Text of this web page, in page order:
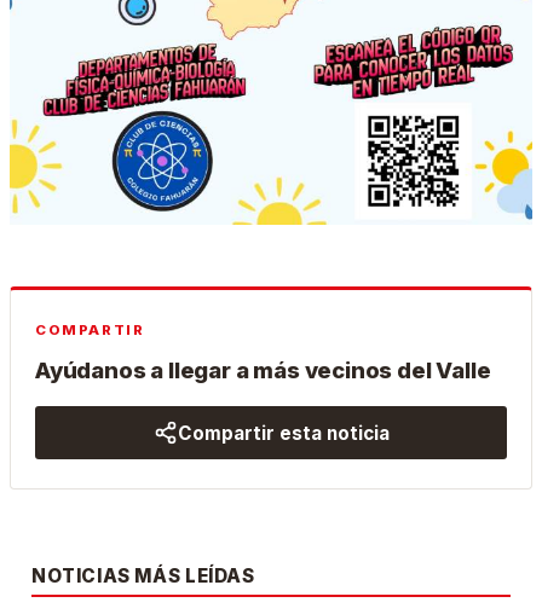
COMPARTIR
Ayúdanos a llegar a más vecinos del Valle
Compartir esta noticia
NOTICIAS MÁS LEÍDAS